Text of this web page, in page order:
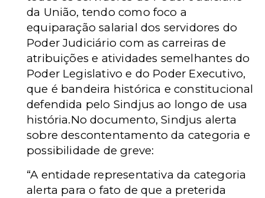
da União, tendo como foco a
equiparação salarial dos servidores do
Poder Judiciário com as carreiras de
atribuições e atividades semelhantes do
Poder Legislativo e do Poder Executivo,
que é bandeira histórica e constitucional
defendida pelo Sindjus ao longo de usa
história.No documento, Sindjus alerta
sobre descontentamento da categoria e
possibilidade de greve:
“A entidade representativa da categoria
alerta para o fato de que a preterida